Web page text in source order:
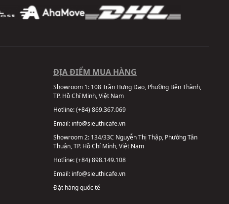
ĐỊA ĐIỂM MUA HÀNG
Showroom 1: 108 Trần Hưng Đạo, Phường Bến Thành,
TP. Hồ Chí Minh, Việt Nam
Hotline:(+84) 869.367.069
Email: info@sieuthicafe.vn
Showroom 2: 134/33C Nguyễn Thị Thập, Phường Tân
Thuận, TP. Hồ Chí Minh, Việt Nam
Hotline:(+84) 898.149.108
Email: info@sieuthicafe.vn
Đặt hàng quốc tế